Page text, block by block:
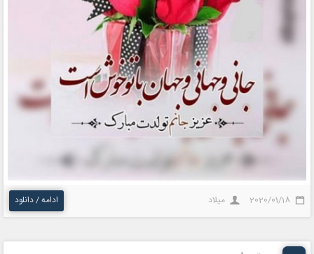
2020/01/18 میلاد ادامه / دانلود